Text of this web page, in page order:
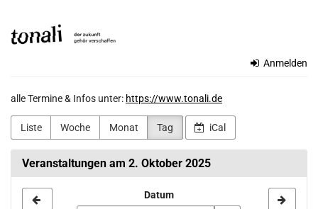
Haupt-
Inhalt
TONALi
Anmelden
alle Termine & Infos unter: https://www.tonali.de
Liste Woche Monat Tag iCal
Veranstaltungen am 2. Oktober 2025
Datum